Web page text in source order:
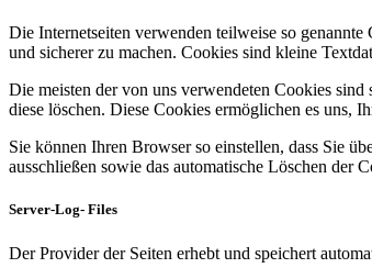
Die Internetseiten verwenden teilweise so
und sicherer zu machen. Cookies sind kleine
Die meisten der von uns verwendeten Cookies
diese löschen. Diese Cookies ermöglichen es uns,
Sie können Ihren Browser so einstellen, dass Sie
ausschließen sowie das automatische Löschen der
Server-Log- Files
Der Provider der Seiten erhebt und speichert